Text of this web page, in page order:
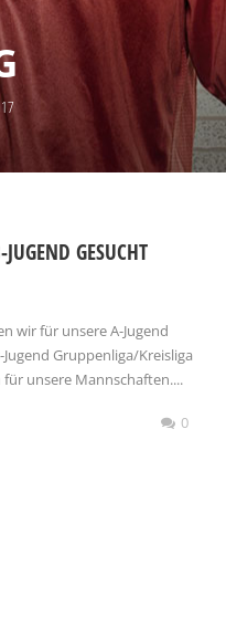
GESUCHT
wir für unsere A-Jugend
Gruppenliga/Kreisliga
für unsere Mannschaften....
0